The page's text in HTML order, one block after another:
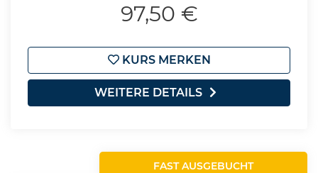
97,50 €
KURS MERKEN
WEITERE DETAILS
FAST AUSGEBUCHT